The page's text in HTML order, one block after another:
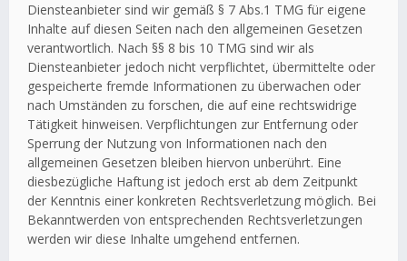
Diensteanbieter sind wir gemäß § 7 Abs.1 TMG für eigene
Inhalte auf diesen Seiten nach den allgemeinen Gesetzen
verantwortlich. Nach §§ 8 bis 10 TMG sind wir als
Diensteanbieter jedoch nicht verpflichtet, übermittelte oder
gespeicherte fremde Informationen zu überwachen oder
nach Umständen zu forschen, die auf eine rechtswidrige
Tätigkeit hinweisen. Verpflichtungen zur Entfernung oder
Sperrung der Nutzung von Informationen nach den
allgemeinen Gesetzen bleiben hiervon unberührt. Eine
diesbezügliche Haftung ist jedoch erst ab dem Zeitpunkt
der Kenntnis einer konkreten Rechtsverletzung möglich. Bei
Bekanntwerden von entsprechenden Rechtsverletzungen
werden wir diese Inhalte umgehend entfernen.